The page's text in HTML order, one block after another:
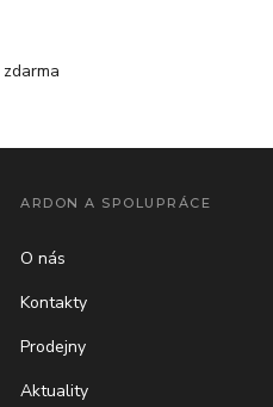
ARDON A SPOLUPRÁCE
O nás
Kontakty
Prodejny
Aktuality